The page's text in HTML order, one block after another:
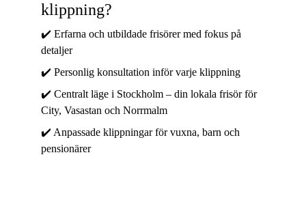
✔️ Erfarna och utbildade frisörer med fokus på
detaljer
✔️ Personlig konsultation inför varje klippning
✔️ Centralt läge i Stockholm – din lokala frisör för
City, Vasastan och Norrmalm
✔️ Anpassade klippningar för vuxna, barn och
pensionärer
klippning?